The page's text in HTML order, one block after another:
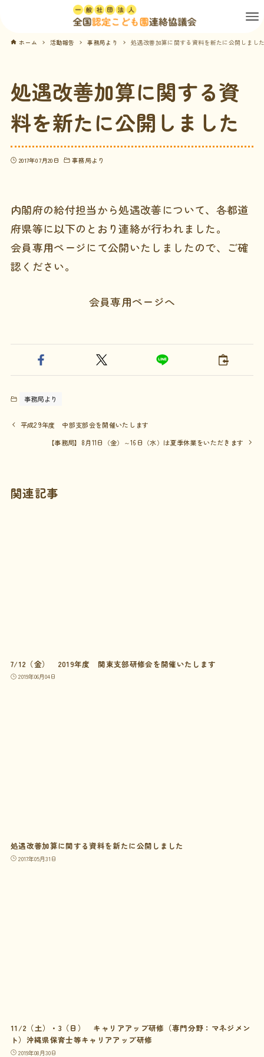
ホーム 活動報告 事務局より 処遇改善加算に関する資料を新たに公開しまし
処遇改善加算に関する資
料を新たに公開しました
2017年07月20日 事務局より
内閣府の給付担当から処遇改善について、各都道
府県等に以下のとおり連絡が行われました。
会員専用ページにて公開いたしましたので、ご確
認ください。
会員専用ページへ
事務局より
平成29年度 中部支部会を開催いたします
【事務局】8月11日（金）～16日（水）は夏季休業をいただきます
関連記事
7/12（金） 2019年度 関東支部研修会を開催いたします
2019年06月04日
処遇改善加算に関する資料を新たに公開しました
2017年05月31日
11/2（土）・3（日） キャリアアップ研修（専門分野：マネジメン
ト）沖縄県保育士等キャリアアップ研修
2019年08月30日